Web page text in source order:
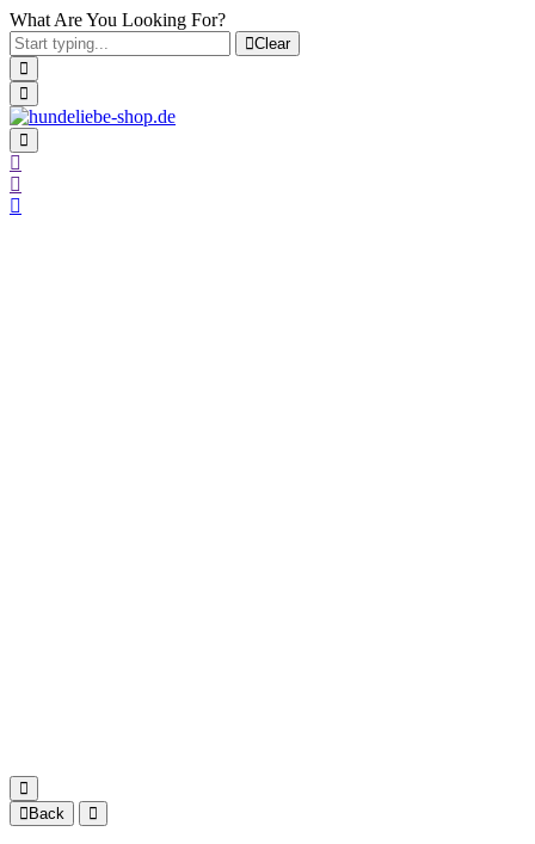
What Are You Looking For?
Clear
Back